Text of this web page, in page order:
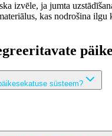
izvēle, ja jumta
kas nodrošina ilgu
süsteem?